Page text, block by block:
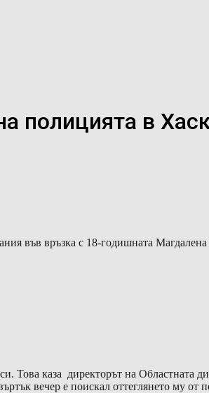
полицията в
във връзка с 18-годишната Магдалена
Това каза директорът на Областната
вечер е поискал оттеглянето му от